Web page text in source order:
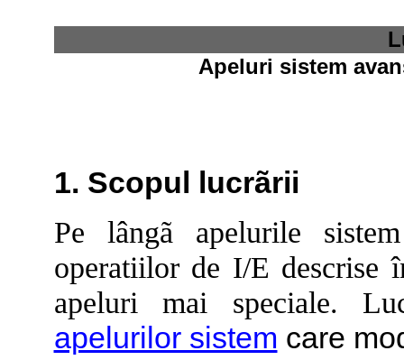
Apeluri sistem
1. Scopul lucrãrii
Pe lângã apelurile
operatiilor de I/E descrise
apeluri mai speciale.
apelurilor sistem care